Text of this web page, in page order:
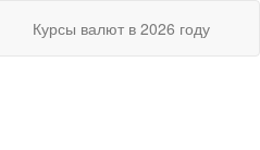
Курсы валют в 2026 году